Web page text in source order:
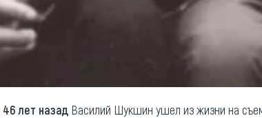
46 лет назад Василий Шукшин ушел из жизни на